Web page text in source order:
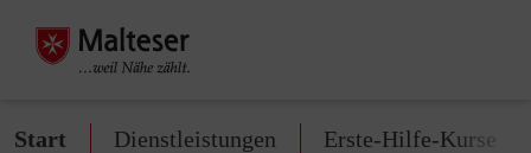
Start Dienstleistungen Erste-Hilfe-Kurse